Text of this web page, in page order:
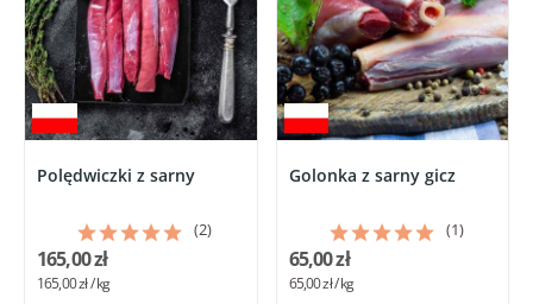
Polędwiczki z sarny
(2)
165,00 zł
165,00 zł / kg
Golonka z sarny gicz
(1)
65,00 zł
65,00 zł / kg